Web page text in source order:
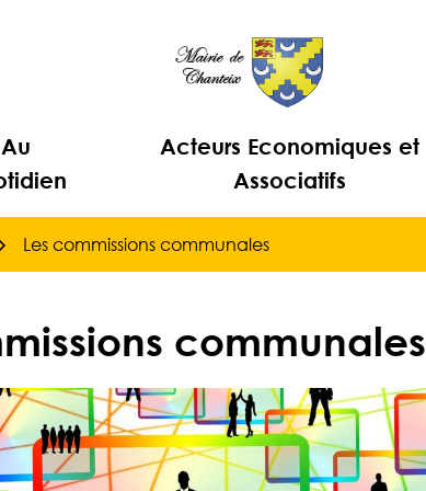
Au
Acteurs Economiques et
Associatifs
Les commissions communales
communales